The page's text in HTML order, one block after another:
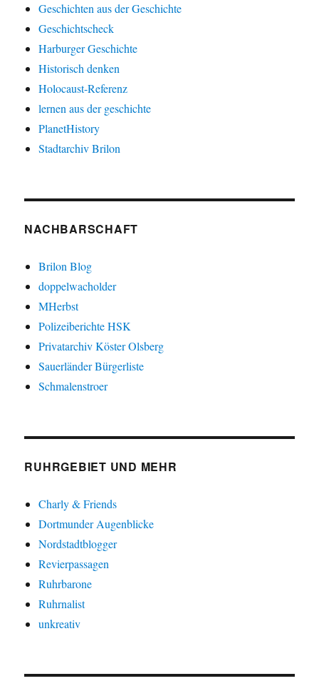
Geschichten aus der Geschichte
Geschichtscheck
Harburger Geschichte
Historisch denken
Holocaust-Referenz
lernen aus der geschichte
PlanetHistory
Stadtarchiv Brilon
NACHBARSCHAFT
Brilon Blog
doppelwacholder
MHerbst
Polizeiberichte HSK
Privatarchiv Köster Olsberg
Sauerländer Bürgerliste
Schmalenstroer
RUHRGEBIET UND MEHR
Charly & Friends
Dortmunder Augenblicke
Nordstadtblogger
Revierpassagen
Ruhrbarone
Ruhrnalist
unkreativ